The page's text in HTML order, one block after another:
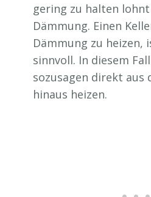
gering zu halten
Dämmung. Einen
Dämmung zu heizen,
sinnvoll. In diesem
sozusagen direkt aus
hinaus heizen.